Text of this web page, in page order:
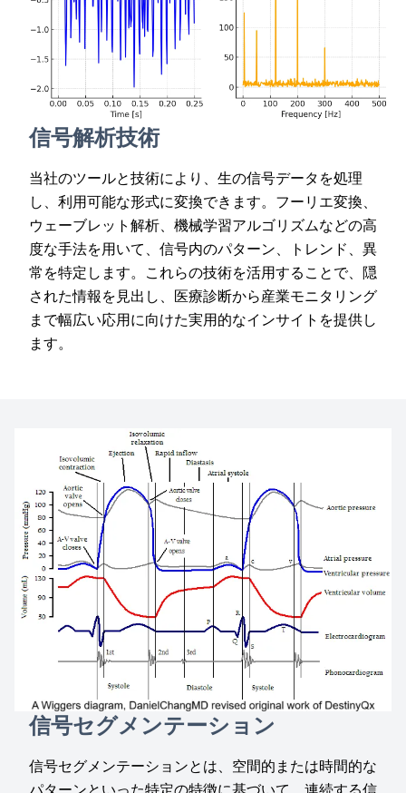
信号解析技術
当社のツールと技術により、生の信号データを処理
し、利用可能な形式に変換できます。フーリエ変換、
ウェーブレット解析、機械学習アルゴリズムなどの高
度な手法を用いて、信号内のパターン、トレンド、異
常を特定します。これらの技術を活用することで、隠
された情報を見出し、医療診断から産業モニタリング
まで幅広い応用に向けた実用的なインサイトを提供し
ます。
信号セグメンテーション
信号セグメンテーションとは、空間的または時間的な